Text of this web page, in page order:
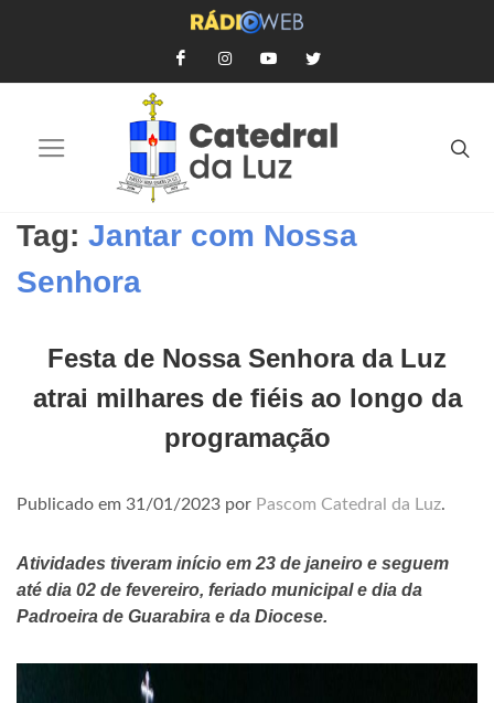
Tag: Jantar com Nossa
Senhora
Festa de Nossa Senhora da Luz
atrai milhares de fiéis ao longo da
programação
Publicado em 31/01/2023 por Pascom Catedral da Luz.
Atividades tiveram início em 23 de janeiro e seguem
até dia 02 de fevereiro, feriado municipal e dia da
Padroeira de Guarabira e da Diocese.